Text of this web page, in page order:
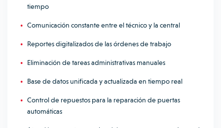
tiempo
Comunicación constante entre el técnico y la central
Reportes digitalizados de las órdenes de trabajo
Eliminación de tareas administrativas manuales
Base de datos unificada y actualizada en tiempo real
Control de repuestos para la reparación de puertas
automáticas